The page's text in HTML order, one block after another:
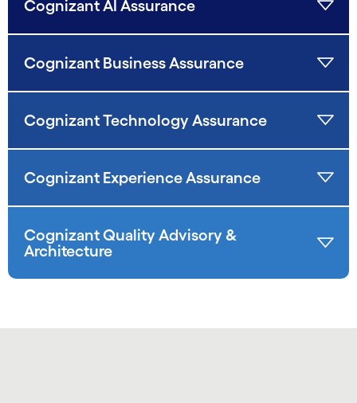
Cognizant AI Assurance
Cognizant Business Assurance
Cognizant Technology Assurance
Cognizant Experience Assurance
Cognizant Quality Advisory &
Architecture